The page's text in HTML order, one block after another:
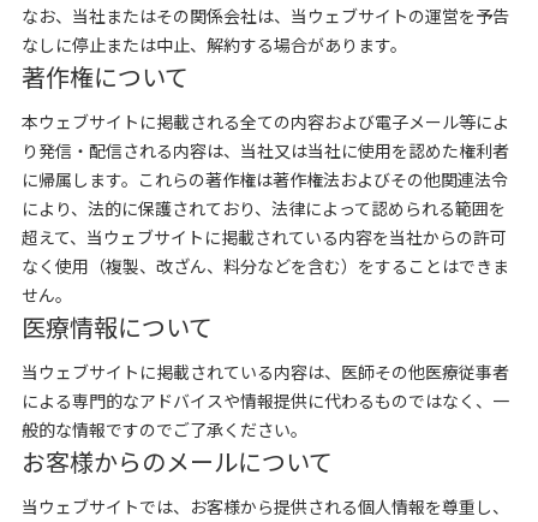
なお、当社またはその関係会社は、当ウェブサイトの運営を予告
なしに停止または中止、解約する場合があります。
著作権について
本ウェブサイトに掲載される全ての内容および電子メール等によ
り発信・配信される内容は、当社又は当社に使用を認めた権利者
に帰属します。これらの著作権は著作権法およびその他関連法令
により、法的に保護されており、法律によって認められる範囲を
超えて、当ウェブサイトに掲載されている内容を当社からの許可
なく使用（複製、改ざん、料分などを含む）をすることはできま
せん。
医療情報について
当ウェブサイトに掲載されている内容は、医師その他医療従事者
による専門的なアドバイスや情報提供に代わるものではなく、一
般的な情報ですのでご了承ください。
お客様からのメールについて
当ウェブサイトでは、お客様から提供される個人情報を尊重し、